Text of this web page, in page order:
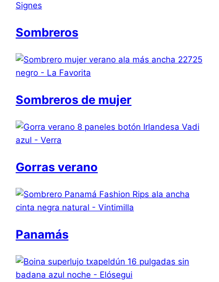
Sombreros
Sombreros de mujer
Gorras verano
Panamás